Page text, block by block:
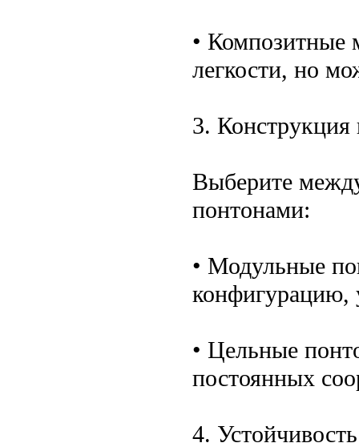
• Композитные
легкости, но
3. Конструкция
Выберите
понтонами:
• Модульные
конфигурацию,
• Цельные
постоянных
4.